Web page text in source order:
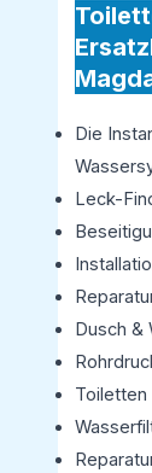
Die
Leck-
Dusch &
Toiletten